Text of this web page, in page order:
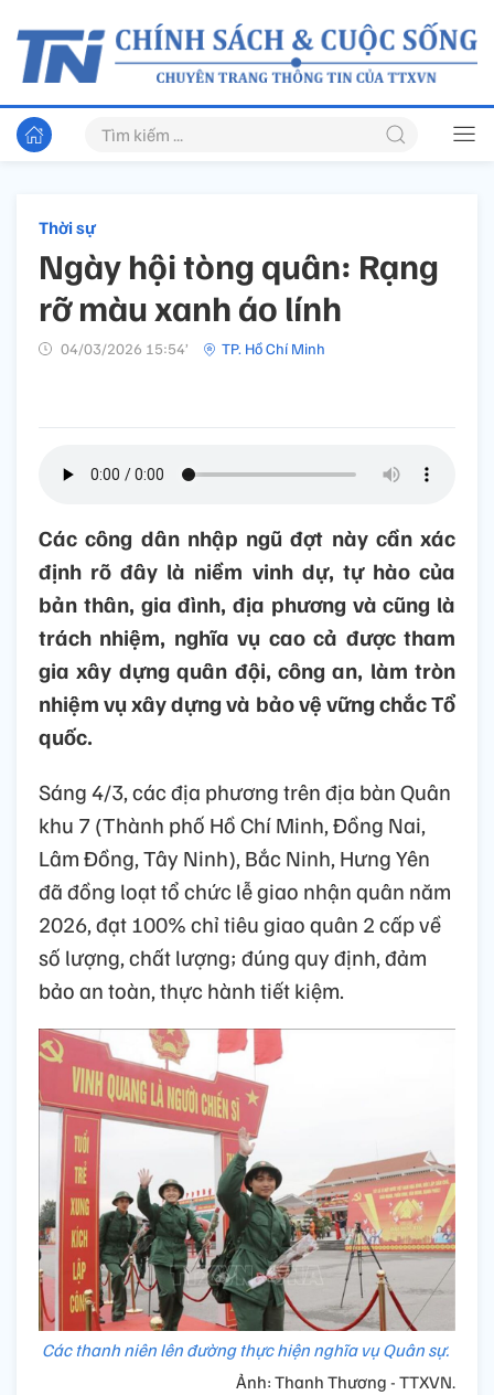
Thời sự
Ngày hội tòng quân: Rạng
rỡ màu xanh áo lính
04/03/2026 15:54’ TP. Hồ Chí Minh
Các công dân nhập ngũ đợt này cần xác
định rõ đây là niềm vinh dự, tự hào của
bản thân, gia đình, địa phương và cũng là
trách nhiệm, nghĩa vụ cao cả được tham
gia xây dựng quân đội, công an, làm tròn
nhiệm vụ xây dựng và bảo vệ vững chắc Tổ
quốc.
Sáng 4/3, các địa phương trên địa bàn Quân
khu 7 (Thành phố Hồ Chí Minh, Đồng Nai,
Lâm Đồng, Tây Ninh), Bắc Ninh, Hưng Yên
đã đồng loạt tổ chức lễ giao nhận quân năm
2026, đạt 100% chỉ tiêu giao quân 2 cấp về
số lượng, chất lượng; đúng quy định, đảm
bảo an toàn, thực hành tiết kiệm.
Các thanh niên lên đường thực hiện nghĩa vụ Quân sự.
Ảnh: Thanh Thương - TTXVN.